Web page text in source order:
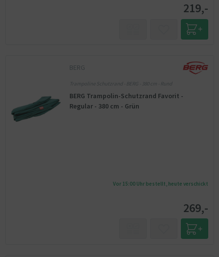
219,-
BERG
Trampoline Schutzrand - BERG - 380 cm - Rund
BERG Trampolin-Schutzrand Favorit -
Regular - 380 cm - Grün
Vor 15:00 Uhr bestellt, heute verschickt
269,-